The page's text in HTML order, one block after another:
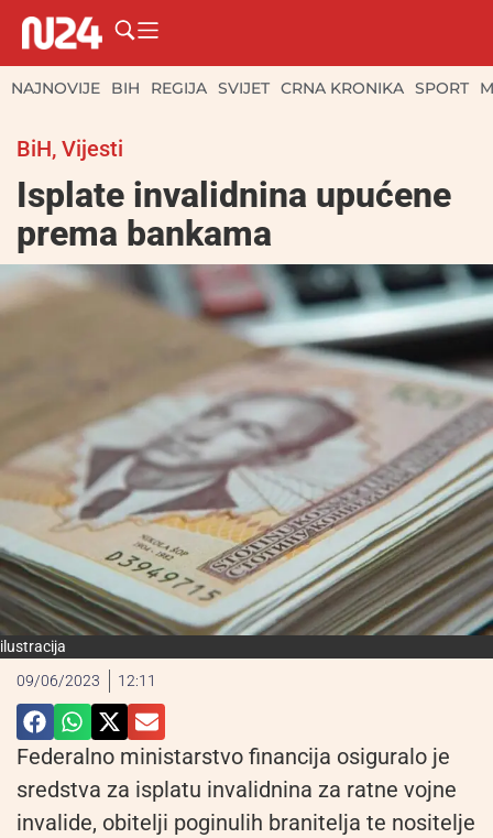
NAJNOVIJE BIH REGIJA SVIJET CRNA KRONIKA SPORT
BiH, Vijesti
Isplate invalidnina upućene
prema bankama
ilustracija
09/06/2023
12:11
Federalno ministarstvo financija osiguralo je
sredstva za isplatu invalidnina za ratne vojne
invalide, obitelji poginulih branitelja te nositelje